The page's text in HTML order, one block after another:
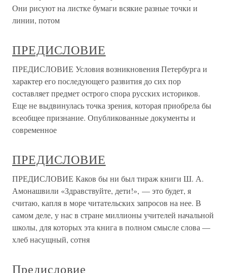
Они рисуют на листке бумаги всякие разные точки и
линии, потом
ПРЕДИСЛОВИЕ
ПРЕДИСЛОВИЕ Условия возникновения Петербурга и
характер его последующего развития до сих пор
составляет предмет острого спора русских историков.
Еще не выдвинулась точка зрения, которая приобрела бы
всеобщее признание. Опубликованные документы и
современное
ПРЕДИСЛОВИЕ
ПРЕДИСЛОВИЕ Каков бы ни был тираж книги Ш. А.
Амонашвили «Здравствуйте, дети!», — это будет, я
считаю, капля в море читательских запросов на нее. В
самом деле, у нас в стране миллионы учителей начальной
школы, для которых эта книга в полном смысле слова —
хлеб насущный, сотня
Предисловие